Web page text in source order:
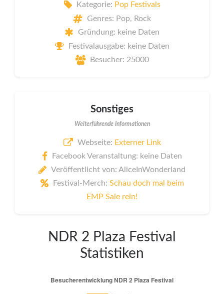
Kategorie: Pop Festivals
Genres: Pop, Rock
Gründung: keine Daten
Festivalausgabe: keine Daten
Besucher: 25000
Sonstiges
Weiterführende Informationen
Webseite: Externer Link
Facebook Veranstaltung: keine Daten
Veröffentlicht von: AliceInWonderland
Festival-Merch: Schau doch mal beim
EMP Sale rein!
NDR 2 Plaza Festival
Statistiken